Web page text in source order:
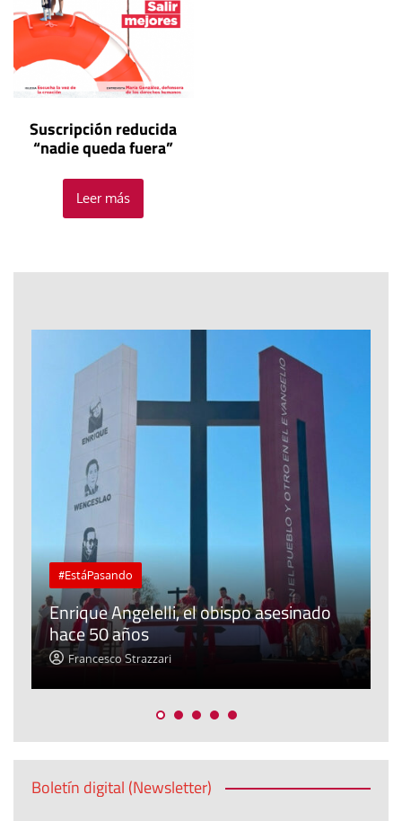
Suscripción reducida
“nadie queda fuera”
Leer más
#EstáPasando
Ante la crisis de Ceuta, Cáritas pide
proteger los derechos humanos y la
dignidad de las personas
Jose Luis Palacios
Boletín digital (Newsletter)